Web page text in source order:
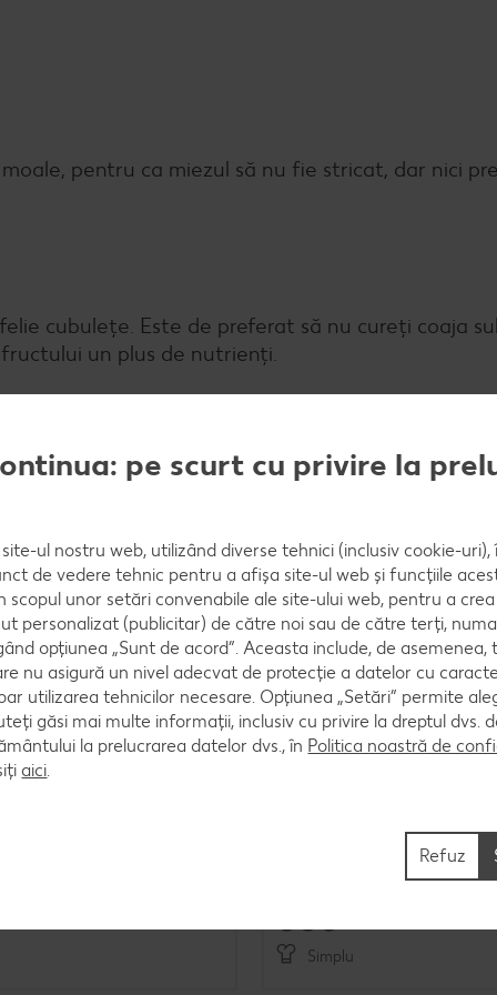
pentru ca miezul să nu fie stricat, dar nici
cubulețe. Este de preferat să nu cureți coaja
un plus de nutrienți.
cuburile de pomelo cu fisticul, semințele de
Somon în crustă de pesto
Simplu
pe scurt cu privire la
ul nostru web, utilizând diverse tehnici (inclusiv cookie-
de vedere tehnic pentru a afișa site-ul web și funcțiile
scopul unor setări convenabile ale site-ului web, pentru a
personalizat (publicitar) de către noi sau de către terți,
opțiunea „Sunt de acord”. Aceasta include, de
nu asigură un nivel adecvat de protecție a datelor cu
utilizarea tehnicilor necesare. Opțiunea „Setări” permite
găsi mai multe informații, inclusiv cu privire la dreptul dvs.
la prelucrarea datelor dvs., în Politica noastră de
aici.
Refuz